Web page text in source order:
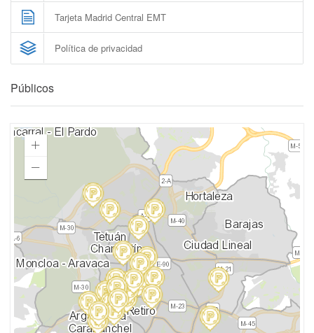
Tarjeta Madrid Central EMT
Política de privacidad
Públicos